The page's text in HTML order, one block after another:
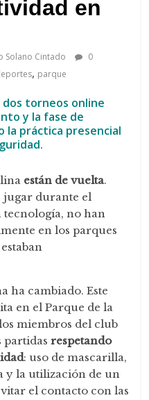
en
Solano Cintado
0
, parque
dos torneos online
y la fase de
la práctica presencial
están de vuelta.
jugar durante el
tecnología, no han
en los parques
ha cambiado. Este
en el Parque de la
miembros del club
partidasrespetando
: uso de mascarilla,
y la utilización de un
el contacto con las